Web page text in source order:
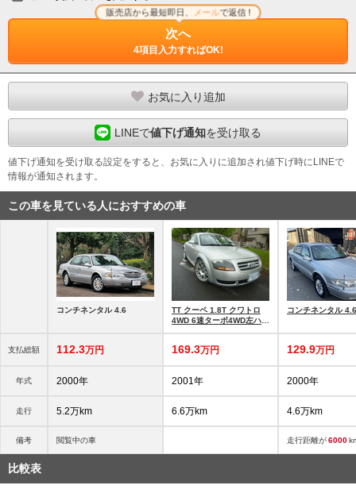
次へ
4項目入力すればOK!
販売店から最短即日、 メールで返信 !
お気に入り追加
LINEで値下げ通知を受け取る
値下げ通知を受け取る設定をすると、お気に入りに追加され値下げ時にLINEで
情報が通知されます。
この車を見ている人におすすめの車
支払総額
年式
走行
備考
コンチネンタル 4.6
112.3万円
2000年
5.2万km
閲覧中の車
TT クーペ 1.8T クワトロ
4WD 6速ターボ4WD左ハン
169.3万円
2001年
6.6万km
コンチネンタル 4.6
129.9万円
2000年
4.6万km
走行距離が6000
比較表